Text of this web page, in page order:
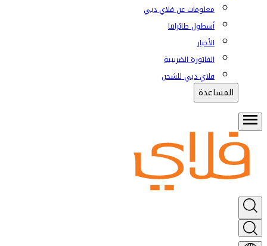
معلومات عن فلاي دبي
أسطول طائراتنا
الأخبار
الفاتورة الضريبية
فلاي دبي للشحن
المساعدة